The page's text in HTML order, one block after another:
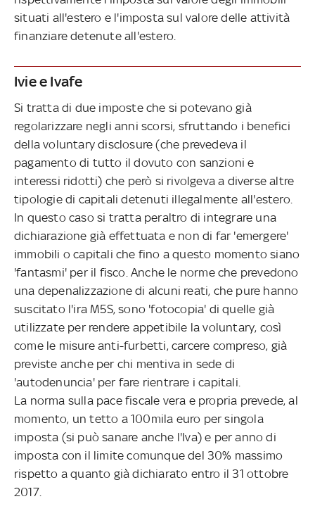
situati all'estero e l'imposta sul valore delle attività
finanziare detenute all'estero.
Ivie e Ivafe
Si tratta di due imposte che si potevano già
regolarizzare negli anni scorsi, sfruttando i benefici
della voluntary disclosure (che prevedeva il
pagamento di tutto il dovuto con sanzioni e
interessi ridotti) che però si rivolgeva a diverse altre
tipologie di capitali detenuti illegalmente all'estero.
In questo caso si tratta peraltro di integrare una
dichiarazione già effettuata e non di far 'emergere'
immobili o capitali che fino a questo momento siano
'fantasmi' per il fisco. Anche le norme che prevedono
una depenalizzazione di alcuni reati, che pure hanno
suscitato l'ira M5S, sono 'fotocopia' di quelle già
utilizzate per rendere appetibile la voluntary, così
come le misure anti-furbetti, carcere compreso, già
previste anche per chi mentiva in sede di
'autodenuncia' per fare rientrare i capitali.
La norma sulla pace fiscale vera e propria prevede, al
momento, un tetto a 100mila euro per singola
imposta (si può sanare anche l'Iva) e per anno di
imposta con il limite comunque del 30% massimo
rispetto a quanto già dichiarato entro il 31 ottobre
2017.